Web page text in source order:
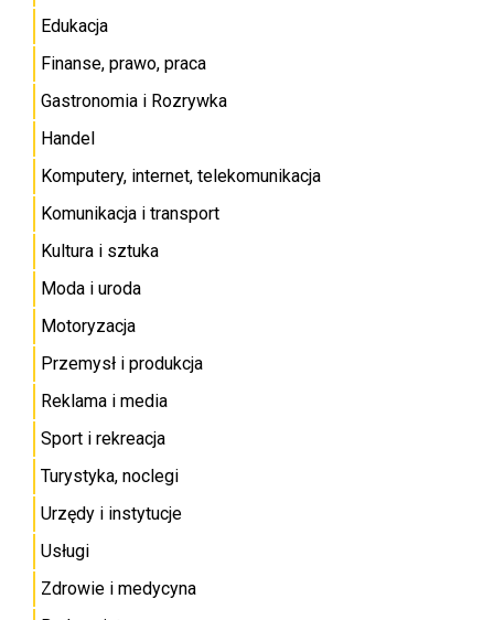
Edukacja
Finanse, prawo, praca
Gastronomia i Rozrywka
Handel
Komputery, internet, telekomunikacja
Komunikacja i transport
Kultura i sztuka
Moda i uroda
Motoryzacja
Przemysł i produkcja
Reklama i media
Sport i rekreacja
Turystyka, noclegi
Urzędy i instytucje
Usługi
Zdrowie i medycyna